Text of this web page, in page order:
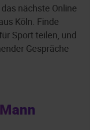
nächste Online
Köln. Finde
Sport teilen, und
Gespräche